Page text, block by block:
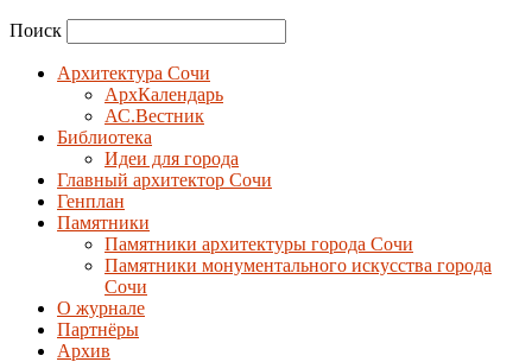
Поиск
Архитектура Сочи
АрхКалендарь
АС.Вестник
Библиотека
Идеи для города
Главный архитектор Сочи
Генплан
Памятники
Памятники архитектуры города Сочи
Памятники монументального искусства города
Сочи
О журнале
Партнёры
Архив